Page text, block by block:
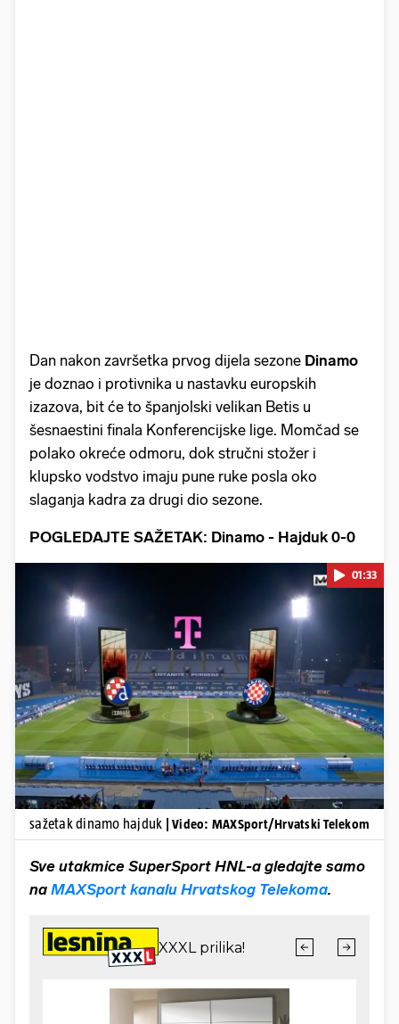
Dan nakon završetka prvog dijela sezone Dinamo
je doznao i protivnika u nastavku europskih
izazova, bit će to španjolski velikan Betis u
šesnaestini finala Konferencijske lige. Momčad se
polako okreće odmoru, dok stručni stožer i
klupsko vodstvo imaju pune ruke posla oko
slaganja kadra za drugi dio sezone.
POGLEDAJTE SAŽETAK: Dinamo - Hajduk 0-0
Pokretanje videa...
01:33
sažetak dinamo hajduk | Video: MAXSport/Hrvatski Telekom
Sve utakmice SuperSport HNL-a gledajte samo
na MAXSport kanalu Hrvatskog Telekoma.